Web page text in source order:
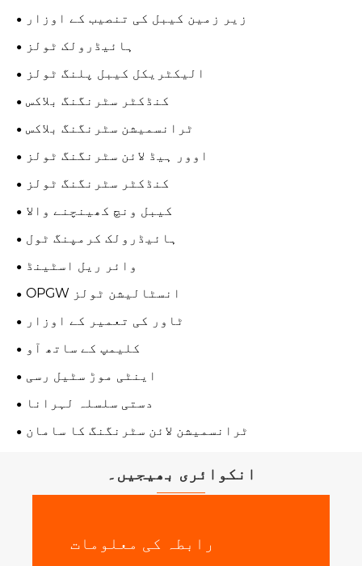
زیر زمین کیبل کی تنصیب کے اوزار
ہائیڈرولک ٹولز
الیکٹریکل کیبل پلنگ ٹولز
کنڈکٹر سٹرنگنگ بلاکس
ٹرانسمیشن سٹرنگنگ بلاکس
اوور ہیڈ لائن سٹرنگنگ ٹولز
کنڈکٹر سٹرنگنگ ٹولز
کیبل ونچ کھینچنے والا
ہائیڈرولک کرمپنگ ٹول
وائر ریل اسٹینڈ
OPGW انسٹالیشن ٹولز
ٹاور کی تعمیر کے اوزار
کلیمپ کے ساتھ آو
اینٹی موڑ سٹیل رسی
دستی سلسلہ لہرانا
ٹرانسمیشن لائن سٹرنگنگ کا سامان
انکوائری بھیجیں۔
رابطہ کی معلومات